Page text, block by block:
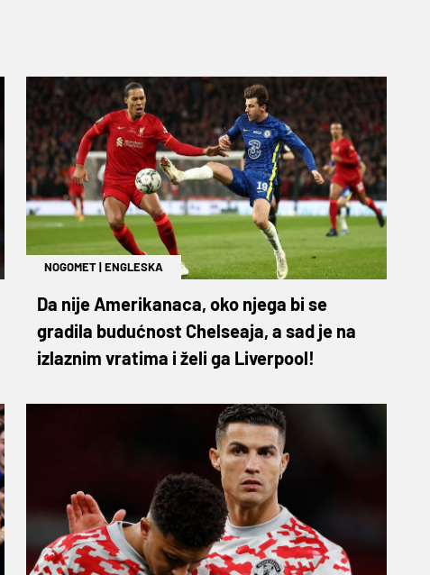
NOGOMET|ENGLESKA
Da nije Amerikanaca, oko njega bi se
gradila budućnost Chelseaja, a sad je na
izlaznim vratima i želi ga Liverpool!